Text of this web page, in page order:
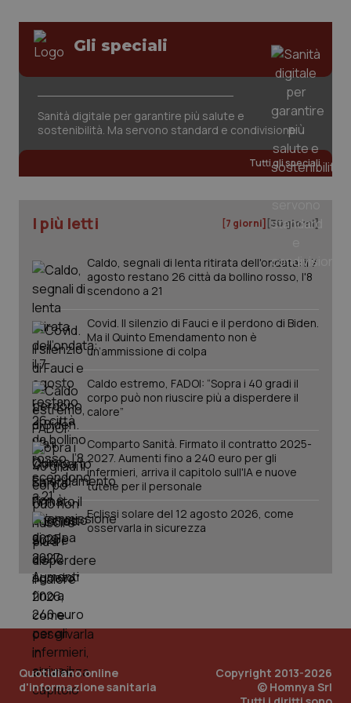
Gli speciali
Sanità digitale per garantire più salute e
sostenibilità. Ma servono standard e condivisione
Tutti gli speciali
I più letti [7 giorni] [30 giorni]
Caldo, segnali di lenta ritirata dell'ondata: il 7
agosto restano 26 città da bollino rosso, l'8
scendono a 21
Covid. Il silenzio di Fauci e il perdono di Biden.
Ma il Quinto Emendamento non è
un’ammissione di colpa
Caldo estremo, FADOI: “Sopra i 40 gradi il
corpo può non riuscire più a disperdere il
calore”
Comparto Sanità. Firmato il contratto 2025-
2027. Aumenti fino a 240 euro per gli
infermieri, arriva il capitolo sull'IA e nuove
tutele per il personale
Eclissi solare del 12 agosto 2026, come
osservarla in sicurezza
Quotidiano online
d'informazione sanitaria
Copyright 2013-2026
© Homnya Srl
www.quotidianosanita.it
tracking-sites-ironfish-
session-id
www.quotidianosanita.it
_ga